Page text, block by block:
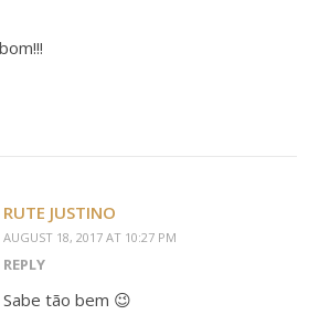
RUTE JUSTINO
AUGUST 18, 2017 AT 10:27 PM
REPLY
Sabe tão bem 😉